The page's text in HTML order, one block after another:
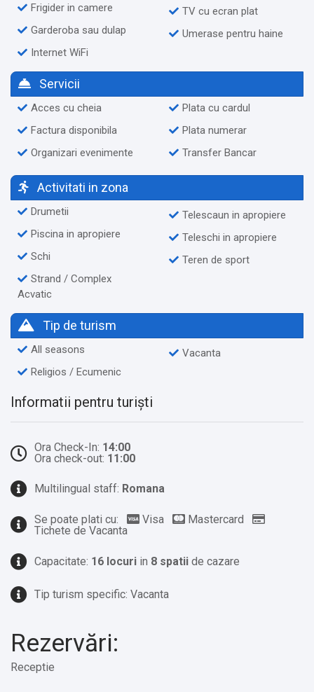
Frigider in camere
Garderoba sau dulap
Internet WiFi
TV cu ecran plat
Umerase pentru haine
Servicii
Acces cu cheia
Factura disponibila
Organizari evenimente
Plata cu cardul
Plata numerar
Transfer Bancar
Activitati in zona
Drumetii
Piscina in apropiere
Schi
Strand / Complex
Acvatic
Telescaun in apropiere
Teleschi in apropiere
Teren de sport
Tip de turism
All seasons
Religios / Ecumenic
Vacanta
Informatii pentru turiști
Ora Check-In: 14:00
Ora check-out: 11:00
Multilingual staff: Romana
Se poate plati cu: Visa
Mastercard
Tichete de Vacanta
Capacitate: 16 locuri in 8 spatii de cazare
Tip turism specific: Vacanta
Rezervări:
Receptie